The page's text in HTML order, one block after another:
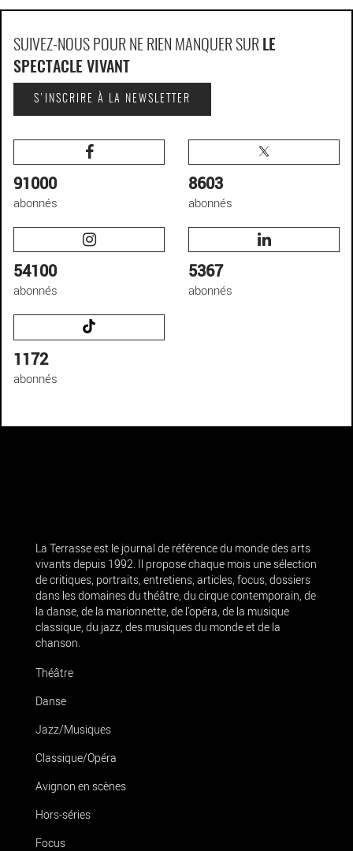
SUIVEZ-NOUS POUR NE RIEN MANQUER SUR LE
SPECTACLE VIVANT
S'INSCRIRE À LA NEWSLETTER
91000
abonnés
8603
abonnés
54100
abonnés
5367
abonnés
1172
abonnés
La Terrasse est le journal de référence du monde des arts
vivants depuis 1992. Il propose chaque mois une sélection
de critiques, portraits, entretiens, articles, focus, dossiers
dans les domaines du théâtre, du cirque contemporain, de
la danse, de la marionnette, de l’opéra, de la musique
classique, du jazz, des musiques du monde et de la
chanson.
Théâtre
Danse
Jazz/Musiques
Classique/Opéra
Avignon en scènes
Hors-séries
Focus